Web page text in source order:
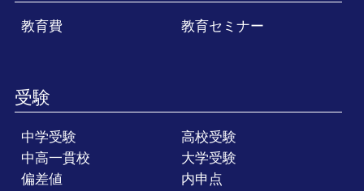
教育費 教育セミナー
受験
中学受験
高校受験
中高一貫校
大学受験
偏差値
内申点